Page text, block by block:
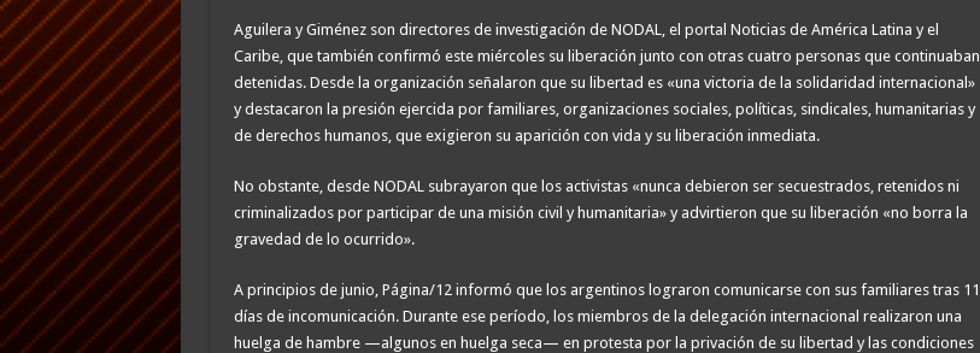
Aguilera y Giménez son directores de investigación de NODAL, el portal Noticias de América Latina y el
Caribe, que también confirmó este miércoles su liberación junto con otras cuatro personas que continuaban
detenidas. Desde la organización señalaron que su libertad es «una victoria de la solidaridad internacional»
y destacaron la presión ejercida por familiares, organizaciones sociales, políticas, sindicales, humanitarias y
de derechos humanos, que exigieron su aparición con vida y su liberación inmediata.
No obstante, desde NODAL subrayaron que los activistas «nunca debieron ser secuestrados, retenidos ni
criminalizados por participar de una misión civil y humanitaria» y advirtieron que su liberación «no borra la
gravedad de lo ocurrido».
A principios de junio, Página/12 informó que los argentinos lograron comunicarse con sus familiares tras 11
días de incomunicación. Durante ese período, los miembros de la delegación internacional realizaron una
huelga de hambre —algunos en huelga seca— en protesta por la privación de su libertad y las condiciones